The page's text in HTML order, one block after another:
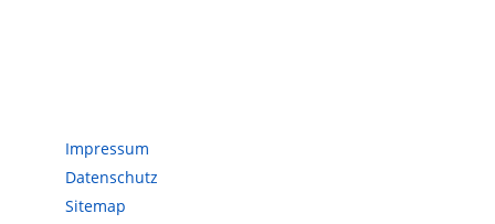
Impressum
Datenschutz
Sitemap